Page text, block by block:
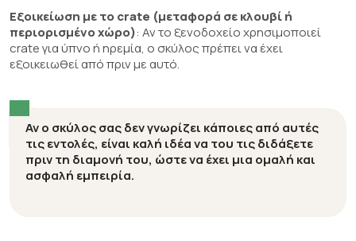
Εξοικείωση με το crate (μεταφορά σε κλουβί ή
περιορισμένο χώρο): Αν το ξενοδοχείο χρησιμοποιεί
crate για ύπνο ή ηρεμία, ο σκύλος πρέπει να έχει
εξοικειωθεί από πριν με αυτό.
Αν ο σκύλος σας δεν γνωρίζει κάποιες από αυτές
τις εντολές, είναι καλή ιδέα να του τις διδάξετε
πριν τη διαμονή του, ώστε να έχει μια ομαλή και
ασφαλή εμπειρία.